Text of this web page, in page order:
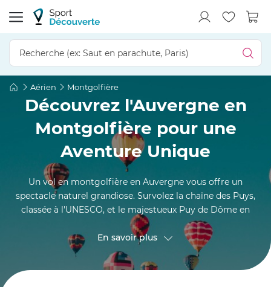
Aérien Montgolfière
Découvrez l'Auvergne en
Montgolfière pour une
Aventure Unique
Un vol en montgolfière en Auvergne vous offre un
spectacle naturel grandiose. Survolez la chaîne des Puys,
classée à l'UNESCO, et le majestueux Puy de Dôme en
nacelle. Ce baptême de l'air dévoile des panoramas
volcaniques uniques : cratères endormis et vallées
verdoyantes s'étendent à perte de vue. De Clermont-
Ferrand au massif du Sancy, laissez-vous porter par les
vents auvergnats pour une expérience aérienne inoubliable
En savoir plus